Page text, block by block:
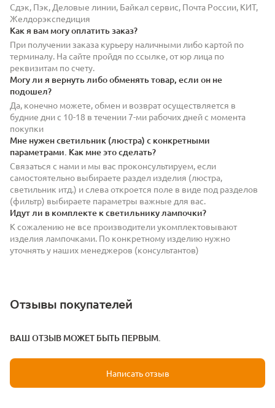
Сдэк, Пэк, Деловые линии, Байкал сервис, Почта России, КИТ,
Желдорэкспедиция
Как я вам могу оплатить заказ?
При получении заказа курьеру наличными либо картой по
терминалу. На сайте пройдя по ссылке, от юр лица по
реквизитам по счету.
Могу ли я вернуть либо обменять товар, если он не
подошел?
Да, конечно можете, обмен и возврат осуществляется в
будние дни с 10-18 в течении 7-ми рабочих дней с момента
покупки
Мне нужен светильник (люстра) с конкретными
параметрами. Как мне это сделать?
Связаться с нами и мы вас проконсультируем, если
самостоятельно выбираете раздел изделия (люстра,
светильник итд.) и слева откроется поле в виде под разделов
(фильтр) выбираете параметры важные для вас.
Идут ли в комплекте к светильнику лампочки?
К сожалению не все производители укомплектовывают
изделия лампочками. По конкретному изделию нужно
уточнять у наших менеджеров (консультантов)
Отзывы покупателей
ВАШ ОТЗЫВ МОЖЕТ БЫТЬ ПЕРВЫМ.
Написать отзыв